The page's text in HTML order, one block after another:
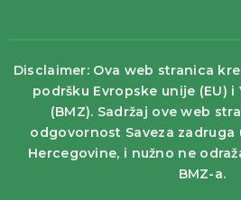
Disclaimer: Ova web stranica
podršku Evropske unije (EU) i
(BMZ). Sadržaj ove web
odgovornost Saveza zadruga
Hercegovine, i nužno ne
BMZ-a.